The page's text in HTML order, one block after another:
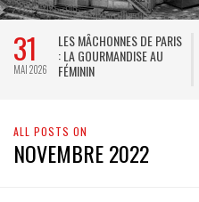
31
MAI 2026
LES MÂCHONNES DE PARIS
: LA GOURMANDISE AU
FÉMININ
ALL POSTS ON
NOVEMBRE 2022